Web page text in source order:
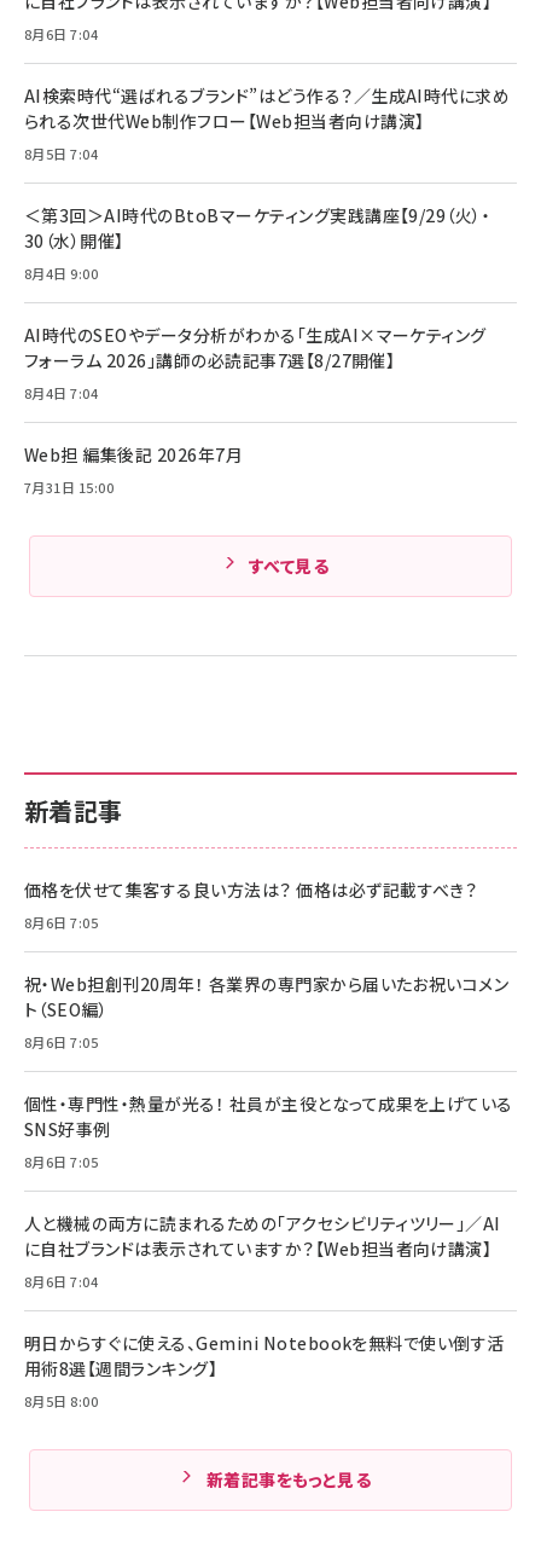
年後半、あなたの恋と運命／山田涼介]
￥880
Amazonランキングをもっと見る
【New】Amazon Fire TV Stick HD | 手軽にスト
レイヤー
￥6,980
Anker Soundcore P31i (Bluetooth 6.1) 【完
全ワイヤレスイヤホン/アクティブノイズキャンセリ
ング/マルチポイント接続 / 最大50時間再生 / PSE
Anker PowerLine III Flow USB-C & USB-C
ケーブル Anker絡まないケーブル 240W 結束バン
ド付き USB PD対応 シリコン素材採用 iPhone
17 / 16 / 15 / Galaxy iPad Pro MacBook
Amazonランキングをもっと見る
ケーブル Anker絡まないケーブル 240W 結束バン
17 / 16 / 15 / Galaxy iPad Pro MacBook
Pro/Air 各種対応 (1.8m ミッドナイトブラック)
￥1,890
キャンペーン】
￥4,857
新着記事
価格を伏せて集客する良い方法は？ 価格は必ず記載すべき？
8月6日 7:05
祝・Web担創刊20周年！ 各業界の専門家から届いたお祝いコメン
ト（SEO編）
8月6日 7:05
個性・専門性・熱量が光る！ 社員が主役となって成果を上げている
SNS好事例
8月6日 7:05
人と機械の両方に読まれるための「アクセシビリティツリー」／AI
に自社ブランドは表示されていますか？【Web担当者向け講演】
8月6日 7:04
明日からすぐに使える、Gemini Notebookを無料で使い倒す活
用術8選【週間ランキング】
8月5日 8:00
新着記事をもっと見る
8月6日 7:04
AI検索時代“選ばれるブランド”はどう作る？／生成AI時代に求め
られる次世代Web制作フロー【Web担当者向け講演】
8月5日 7:04
＜第3回＞AI時代のBtoBマーケティング実践講座【9/29（火）・
30（水）開催】
8月4日 9:00
AI時代のSEOやデータ分析がわかる「生成AI×マーケティング
フォーラム 2026」講師の必読記事7選【8/27開催】
8月4日 7:04
Web担 編集後記 2026年7月
7月31日 15:00
すべて見る